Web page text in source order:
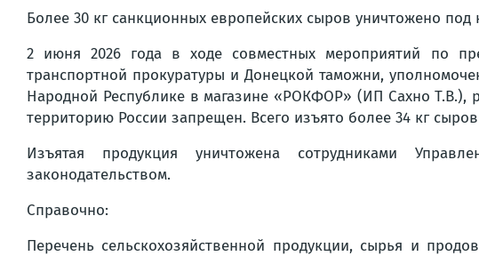
Более 30 кг санкционных европейских сыров уничтожено
2 июня 2026 года в ходе совместных мероприятий по
транспортной прокуратуры и Донецкой таможни,
Народной Республике в магазине «РОКФОР» (ИП Сахно
территорию России запрещен. Всего изъято более 34 кг
Изъятая продукция уничтожена сотрудниками
законодательством.
Справочно:
Перечень сельскохозяйственной продукции, сырья и